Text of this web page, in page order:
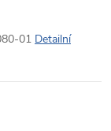
01 Detailní